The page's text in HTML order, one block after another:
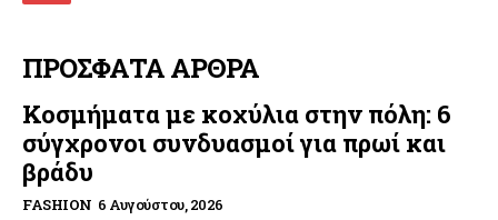
ΠΡΟΣΦΑΤΑ ΑΡΘΡΑ
Κοσμήματα με κοχύλια στην πόλη: 6
σύγχρονοι συνδυασμοί για πρωί και
βράδυ
FASHION 6 Αυγούστου, 2026